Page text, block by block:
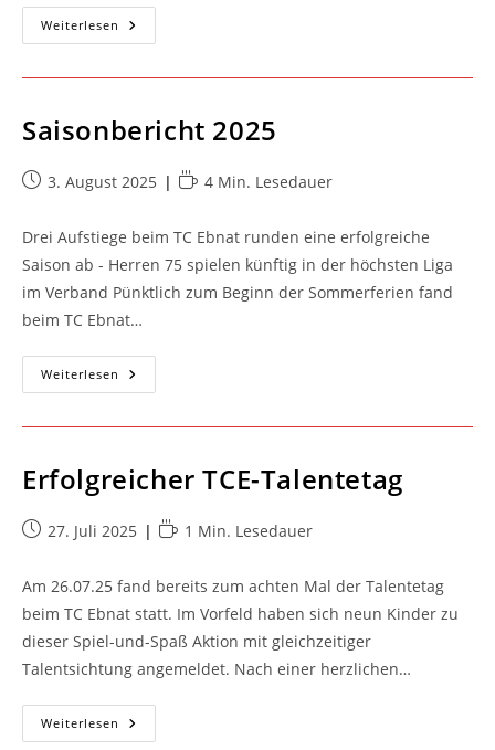
Weiterlesen Einladung
Außerordentliche
Saisonbericht 2025
Beitrag3. August 2025 Lesedauer:
4 Min. Lesedauer
Drei Aufstiege beim TC Ebnat runden eine erfolgreiche
Saison ab - Herren 75 spielen künftig in der höchsten Liga
im Verband Pünktlich zum Beginn der Sommerferien fand
beim TC Ebnat…
Weiterlesen Saisonbericht
2025
Erfolgreicher TCE-Talentetag
Beitrag27. Juli 2025 Lesedauer:
1 Min. Lesedauer
Am 26.07.25 fand bereits zum achten Mal der Talentetag
beim TC Ebnat statt. Im Vorfeld haben sich neun Kinder zu
dieser Spiel-und-Spaß Aktion mit gleichzeitiger
Talentsichtung angemeldet. Nach einer herzlichen…
Weiterlesen Erfolgreicher
TCE-